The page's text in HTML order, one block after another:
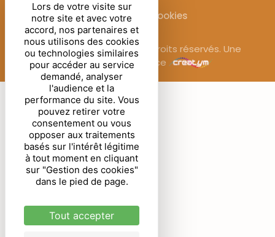
Gestion des cookies
© Sublimora – 2025. Tous droits réservés. Une
réalisation de l’agence
Lors de votre visite sur
notre site et avec votre
accord, nos partenaires et
nous utilisons des cookies
ou technologies similaires
pour accéder au service
demandé, analyser
l'audience et la
performance du site. Vous
pouvez retirer votre
consentement ou vous
opposer aux traitements
basés sur l'intérêt légitime
à tout moment en cliquant
sur "Gestion des cookies"
dans le pied de page.
Tout accepter